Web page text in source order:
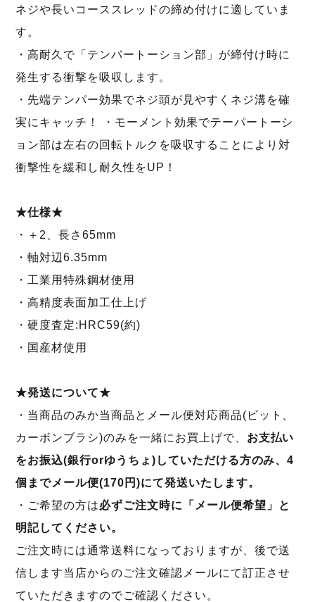
ネジや長いコーススレッドの締め付けに適していま
す。
・高耐久で「テンパートーション部」が締付け時に
発生する衝撃を吸収します。
・先端テンパー効果でネジ頭が見やすくネジ溝を確
実にキャッチ！ ・モーメント効果でテーパートーシ
ョン部は左右の回転トルクを吸収することにより対
衝撃性を緩和し耐久性をUP！
★仕様★
・＋2、長さ65mm
・軸対辺6.35mm
・工業用特殊鋼材使用
・高精度表面加工仕上げ
・硬度査定:HRC59(約)
・国産材使用
★発送について★
・当商品のみか当商品とメール便対応商品(ビット、
カーボンブラシ)のみを一緒にお買上げで、 お支払い
をお振込(銀行orゆうちょ)していただける方のみ、4
個までメール便(170円)にて発送いたします。
・ご希望の方は必ずご注文時に「メール便希望」と
明記してください。
ご注文時には通常送料になっておりますが、後で送
信します当店からのご注文確認メールにて訂正させ
ていただきますのでご確認ください。